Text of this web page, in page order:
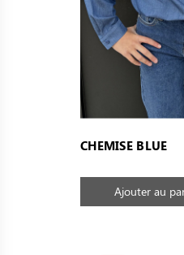
CHEMISE BLUE
Ajouter au